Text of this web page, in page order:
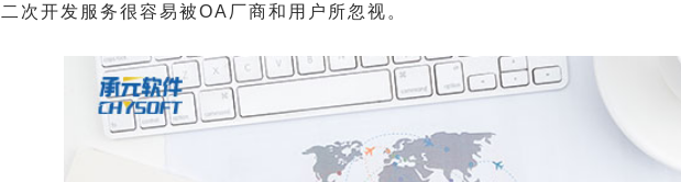
次开发服务很容易被OA厂商和用户所忽视。